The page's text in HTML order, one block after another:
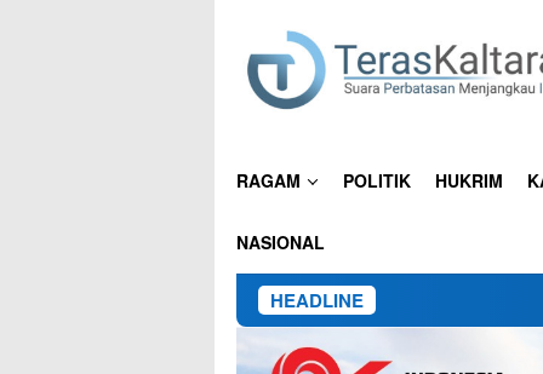
konten
RAGAM POLITIK HUKRIM
NASIONAL
HEADLINE